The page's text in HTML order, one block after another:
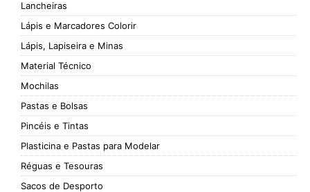
Lancheiras
Lápis e Marcadores Colorir
Lápis, Lapiseira e Minas
Material Técnico
Mochilas
Pastas e Bolsas
Pincéis e Tintas
Plasticina e Pastas para Modelar
Réguas e Tesouras
Sacos de Desporto